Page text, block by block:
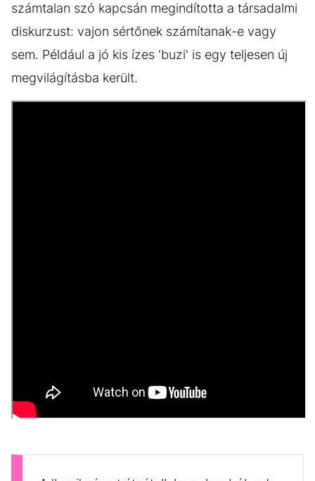
számtalan szó kapcsán megindította a társadalmi
diskurzust: vajon sértőnek számítanak-e vagy
sem. Például a jó kis ízes 'buzi' is egy teljesen új
megvilágításba került.